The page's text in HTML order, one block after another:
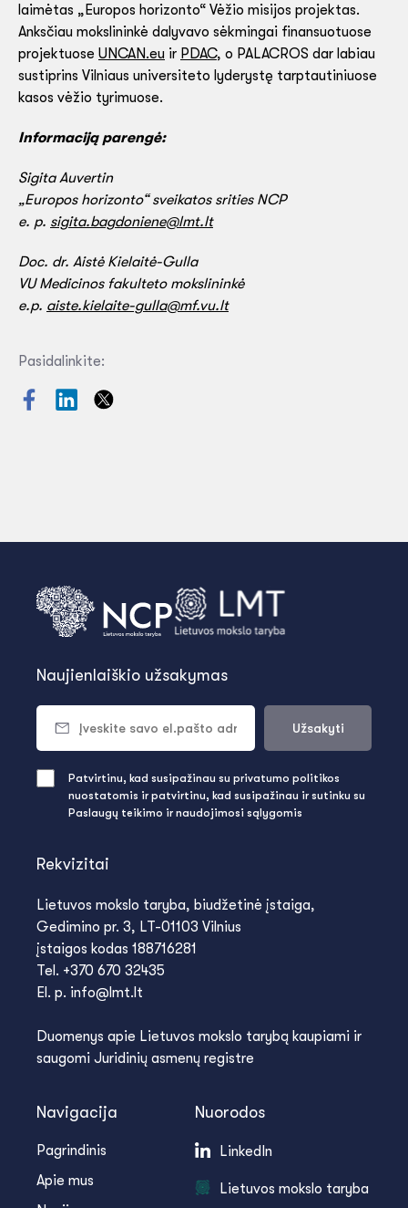
laimėtas „Europos horizonto“ Vėžio misijos projektas.
Anksčiau mokslininkė dalyvavo sėkmingai finansuotuose
projektuose UNCAN.eu ir PDAC, o PALACROS dar labiau
sustiprins Vilniaus universiteto lyderystę tarptautiniuose
kasos vėžio tyrimuose.
Informaciją parengė:
Sigita Auvertin
„Europos horizonto“ sveikatos srities NCP
e. p. sigita.bagdoniene@lmt.lt
Doc. dr. Aistė Kielaitė-Gulla
VU Medicinos fakulteto mokslininkė
e.p. aiste.kielaite-gulla@mf.vu.lt
Pasidalinkite:
Rekvizitai
Lietuvos mokslo taryba, biudžetinė įstaiga,
Gedimino pr. 3, LT-01103 Vilnius
įstaigos kodas 188716281
Tel. +370 670 32435
El. p. info@lmt.lt
Duomenys apie Lietuvos mokslo tarybą kaupiami ir
saugomi Juridinių asmenų registre
Navigacija
Pagrindinis
Apie mus
Nuorodos
LinkedIn
Lietuvos mokslo taryba
Naujienlaiškio užsakymas
Užsakyti
Patvirtinu, kad susipažinau su privatumo politikos
nuostatomis ir patvirtinu, kad susipažinau ir sutinku su
Paslaugų teikimo ir naudojimosi sąlygomis